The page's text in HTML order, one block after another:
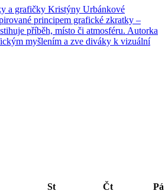
a grafičky Kristýny Urbánkové
principem grafické zkratky –
příběh, místo či atmosféru. Autorka
myšlením a zve diváky k vizuální
St Čt
Pá